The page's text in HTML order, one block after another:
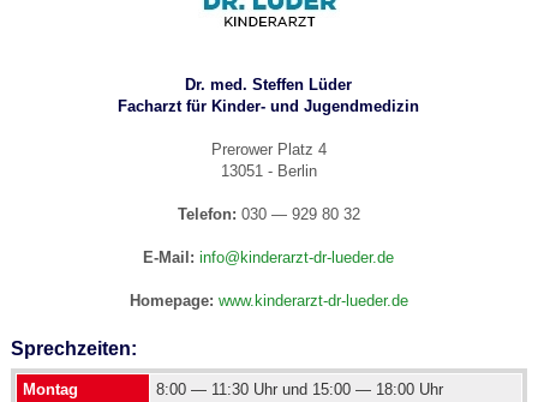
Dr. med. Steffen Lüder
Facharzt für Kinder- und Jugendmedizin
Prerower Platz 4
13051 - Berlin
Telefon: 030 — 929 80 32
E-Mail: info@kinderarzt-dr-lueder.de
Homepage: www.kinderarzt-dr-lueder.de
Sprechzeiten:
Montag
8:00 — 11:30 Uhr und 15:00 — 18:00 Uhr